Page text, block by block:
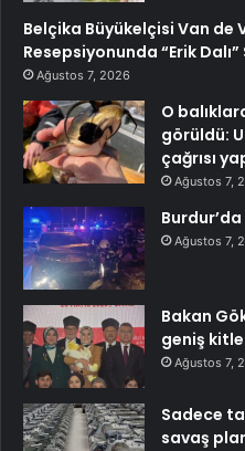
Belçika Büyükelçisi Van de
Resepsiyonunda “Erik
Ağustos 7, 2026
O
görüldü:
çağrısı
Ağustos 7,
Burdur’da
Ağustos 7,
Bakan
geniş
Ağustos 7,
Sadece
savaş